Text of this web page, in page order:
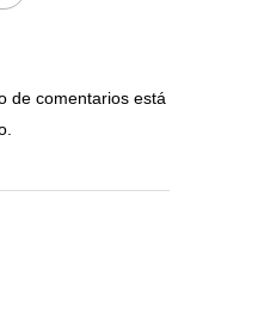
de comentarios está